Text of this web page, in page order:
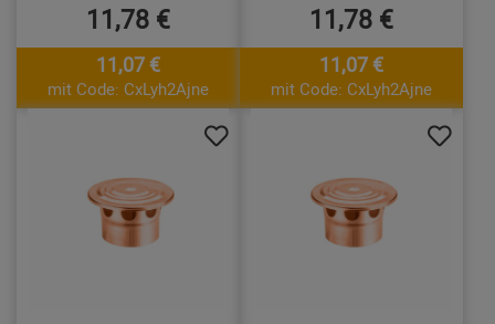
11,78 €
11,07 €
mit Code: CxLyh2Ajne
11,78 €
11,07 €
mit Code: CxLyh2Ajne